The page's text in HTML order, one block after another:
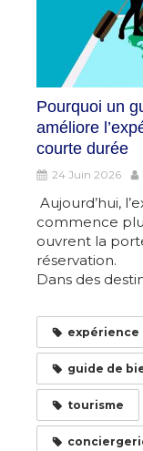
Pourquoi un
améliore
courte durée
24 Juin 2026
Aujourd’hui,
commence
ouvrent la
réservation.
Dans des
expérience
guide de
tourisme